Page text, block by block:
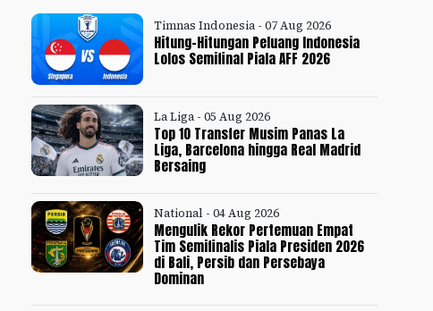
Timnas Indonesia - 07 Aug 2026
Hitung-Hitungan Peluang Indonesia
Lolos Semifinal Piala AFF 2026
La Liga - 05 Aug 2026
Top 10 Transfer Musim Panas La
Liga, Barcelona hingga Real Madrid
Bersaing
National - 04 Aug 2026
Mengulik Rekor Pertemuan Empat
Tim Semifinalis Piala Presiden 2026
di Bali, Persib dan Persebaya
Dominan